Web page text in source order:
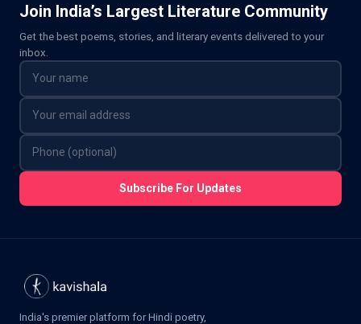
Join India’s Largest Literature Community
Get the best poems, stories, and literary events delivered to your
inbox.
Subscribe For Updates
India's premier platform for Hindi poetry,